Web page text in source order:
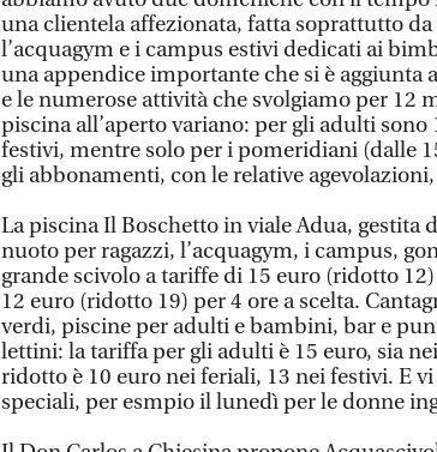
una clientela affezionata, fatta soprattutto
l’acquagym e i campus estivi dedicati ai
una appendice importante che si è aggiunta
e le numerose attività che svolgiamo per 12
piscina all’aperto variano: per gli adulti sono
festivi, mentre solo per i pomeridiani (dalle
gli abbonamenti, con le relative
La piscina Il Boschetto in viale Adua, gestita
nuoto per ragazzi, l’acquagym, i campus,
grande scivolo a tariffe di 15 euro (ridotto
12 euro (ridotto 19) per 4 ore a scelta.
verdi, piscine per adulti e bambini, bar e
lettini: la tariffa per gli adulti è 15 euro, sia
ridotto è 10 euro nei feriali, 13 nei festivi. E
speciali, per esmpio il lunedì per le donne